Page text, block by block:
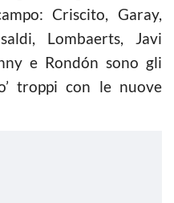
Criscito, Garay,
Lombaerts, Javi
e Rondón sono gli
troppi con le nuove